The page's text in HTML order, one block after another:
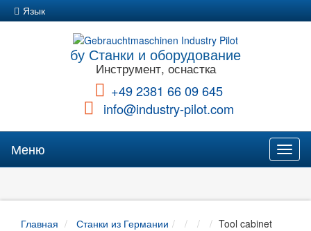
Язык
бу Станки и оборудование
Инструмент, оснастка
+49 2381 66 09 645
info@industry-pilot.com
Меню
Главная Станки из Германии Tool cabinet